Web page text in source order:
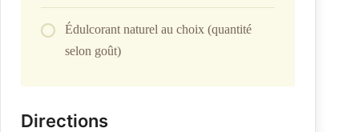
Édulcorant naturel au choix (quantité
selon goût)
Directions